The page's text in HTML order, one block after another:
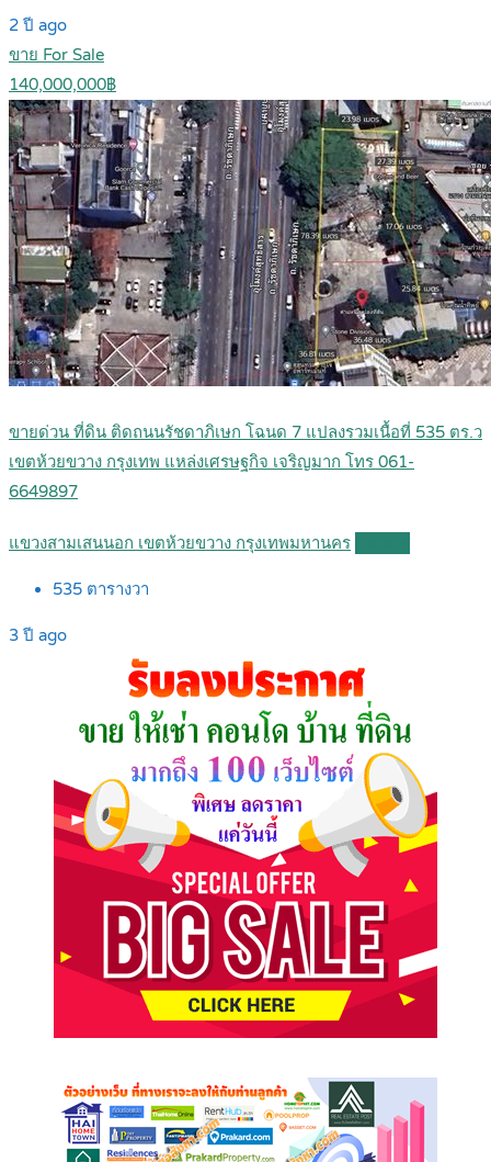
2 ปี ago
ขาย For Sale
140,000,000฿
ขายด่วน ที่ดิน ติดถนนรัชดาภิเษก โฉนด 7 แปลงรวมเนื้อที่ 535 ตร.ว
เขตห้วยขวาง กรุงเทพ แหล่งเศรษฐกิจ เจริญมาก โทร 061-
6649897
แขวงสามเสนนอก เขตห้วยขวาง กรุงเทพมหานคร
535 ตารางวา
3 ปี ago